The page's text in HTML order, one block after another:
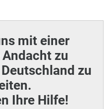
mit einer
zu
zu
Ihre Hilfe!